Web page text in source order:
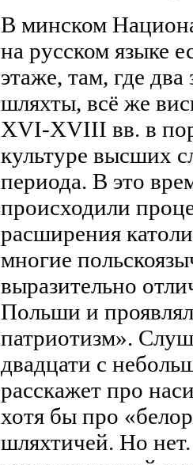
В минском
на русском языке
этаже, там, где
шляхты, всё же
XVI-XVIII вв. в
культуре высших
периода. В это
происходили
расширения
многие
выразительно
Польши и
патриотизм».
двадцати с
расскажет про
хотя бы про
шляхтичей. Но нет.